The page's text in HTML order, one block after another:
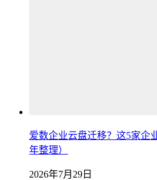
爱数企业云盘迁移？这5家企
年整理）
2026年7月29日